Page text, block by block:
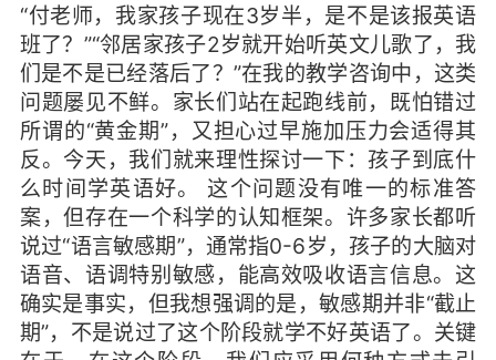
“付老师，我家孩子现在3岁半，是不是该报英语
班了？”“邻居家孩子2岁就开始听英文儿歌了，我
们是不是已经落后了？”在我的教学咨询中，这类
问题屡见不鲜。家长们站在起跑线前，既怕错过
所谓的“黄金期”，又担心过早施加压力会适得其
反。今天，我们就来理性探讨一下：孩子到底什
么时间学英语好。 这个问题没有唯一的标准答
案，但存在一个科学的认知框架。许多家长都听
说过“语言敏感期”，通常指0-6岁，孩子的大脑对
语音、语调特别敏感，能高效吸收语言信息。这
确实是事实，但我想强调的是，敏感期并非“截止
期”，不是说过了这个阶段就学不好英语了。关键